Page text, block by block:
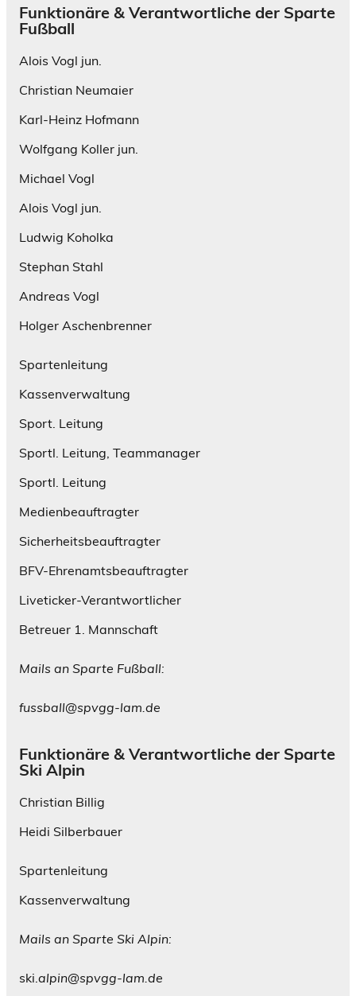
Funktionäre & Verantwortliche der Sparte
Fußball
Alois Vogl jun.
Christian Neumaier
Karl-Heinz Hofmann
Wolfgang Koller jun.
Michael Vogl
Alois Vogl jun.
Ludwig Koholka
Stephan Stahl
Andreas Vogl
Holger Aschenbrenner
Spartenleitung
Kassenverwaltung
Sport. Leitung
Sportl. Leitung, Teammanager
Sportl. Leitung
Medienbeauftragter
Sicherheitsbeauftragter
BFV-Ehrenamtsbeauftragter
Liveticker-Verantwortlicher
Betreuer 1. Mannschaft
Mails an Sparte Fußball:
fussball@spvgg-lam.de
Funktionäre & Verantwortliche der Sparte
Ski Alpin
Christian Billig
Heidi Silberbauer
Spartenleitung
Kassenverwaltung
Mails an Sparte Ski Alpin:
ski.alpin@spvgg-lam.de